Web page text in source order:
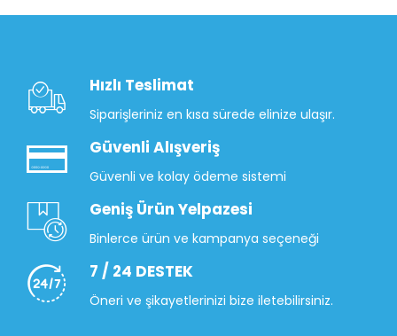
Hızlı Teslimat
Siparişleriniz en kısa sürede elinize ulaşır.
Güvenli Alışveriş
Güvenli ve kolay ödeme sistemi
Geniş Ürün Yelpazesi
Binlerce ürün ve kampanya seçeneği
7 / 24 DESTEK
Öneri ve şikayetlerinizi bize iletebilirsiniz.